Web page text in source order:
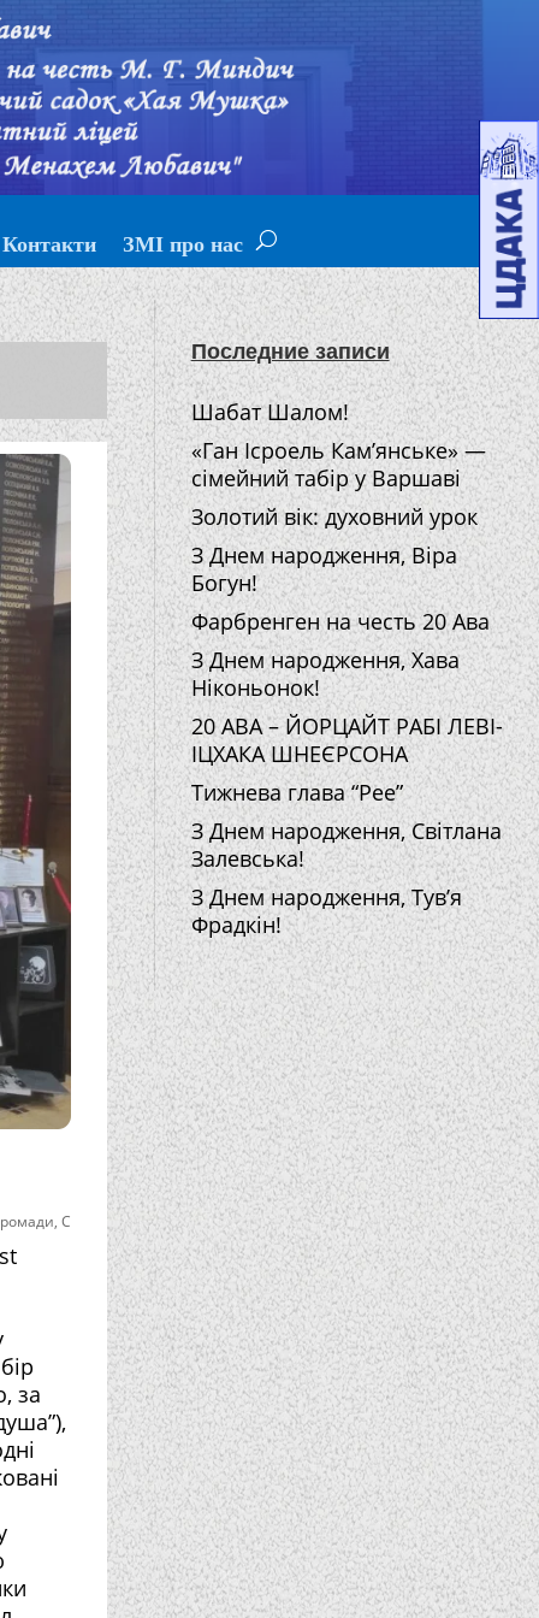
Контакти ЗМІ про нас
, С
за
Последние записи
Шабат Шалом!
«Ган Ісроель Кам’янське» —
сімейний табір у Варшаві
Золотий вік: духовний урок
З Днем народження, Віра
Богун!
Фарбренген на честь 20 Ава
З Днем народження, Хава
Ніконьонок!
20 АВА – ЙОРЦАЙТ РАБІ ЛЕВІ-
ІЦХАКА ШНЕЄРСОНА
Тижнева глава “Рее”
З Днем народження, Світлана
Залевська!
З Днем народження, Тув’я
Фрадкін!